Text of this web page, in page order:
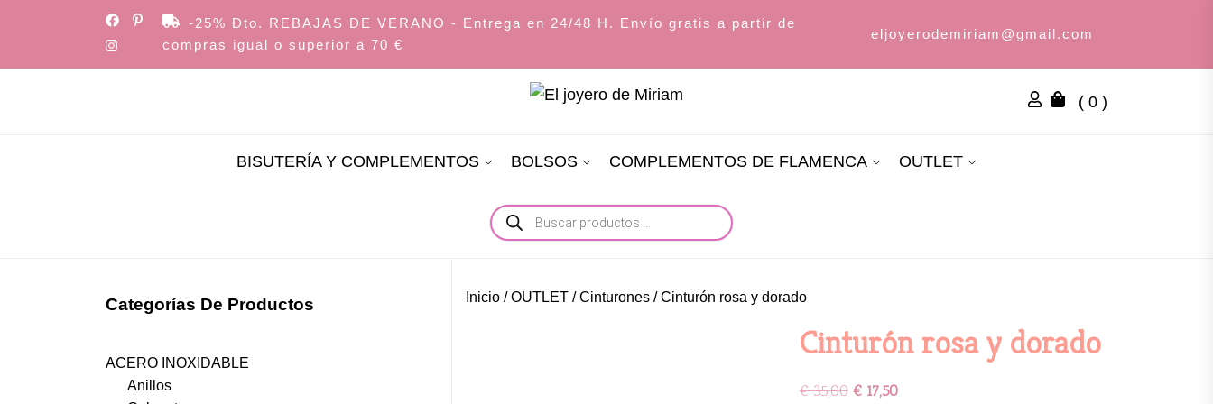
-25% Dto. REBAJAS DE VERANO - Entrega en 24/48 H. Envío gratis a partir de
compras igual o superior a 70 €
eljoyerodemiriam@gmail.com
joyero
Miriam
( 0 )
BISUTERÍA Y COMPLEMENTOS BOLSOS COMPLEMENTOS DE FLAMENCA OUTLET
Búsqueda
de
productos
Inicio /OUTLET /Cinturones / Cinturón rosa y dorado
Cinturón rosa y dorado
€35,00 €17,50
Categorías De Productos
ACERO INOXIDABLE
Anillos